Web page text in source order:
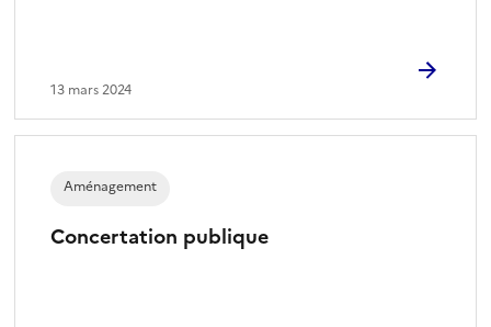
13 mars 2024
Concertation publique
Aménagement